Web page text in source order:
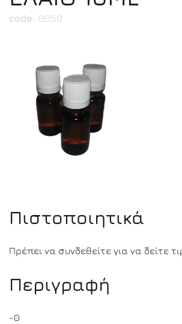
code: Θ050
Πιστοποιητικά
Πρέπει να συνδεθείτε για να δείτε
Περιγραφή
-0